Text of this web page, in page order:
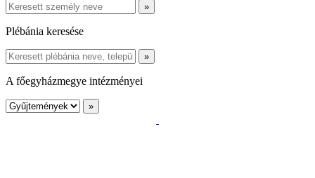
Plébánia keresése
A főegyházmegye intézményei